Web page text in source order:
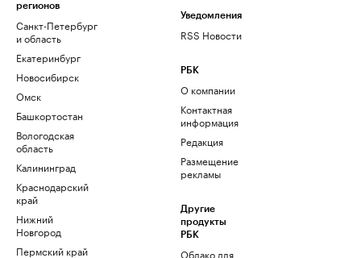
регионов
Санкт-Петербург
и область
Екатеринбург
Новосибирск
Омск
Башкортостан
Вологодская
область
Калининград
Краснодарский
край
Нижний
Новгород
Пермский край
Уведомления
RSS Новости
РБК
О компании
Контактная
информация
Редакция
Размещение
рекламы
Другие
продукты
РБК
Облако для